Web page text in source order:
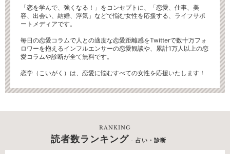
「恋を学んで、強くなる！」をコンセプトに、「恋愛、仕事、美
容、出会い、結婚、浮気」などで悩む女性を応援する、ライフサポ
ートメディアです。
毎日の恋愛コラムで人との適度な恋愛距離感をTwitterで数十万フォ
ロワーを抱えるインフルエンサーの恋愛観談や、累計1万人以上の恋
愛コラムや診断が全て無料です。
恋学（こいがく）は、恋愛に悩むすべての女性を応援いたします！
RANKING
読者数ランキング - 占い・診断